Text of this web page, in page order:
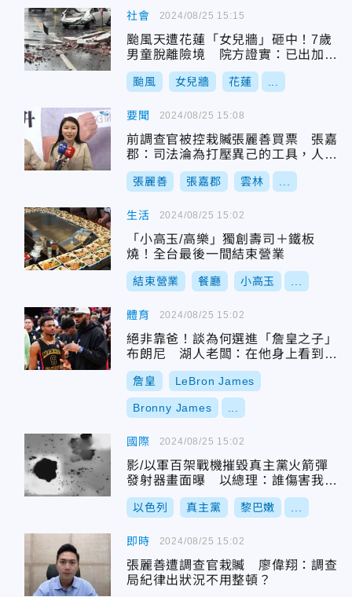
社會
颱風天遭花蓮「女兒牆」砸中！7歲
男童脫離險境 院方證實：已出加護
病房
颱風 女兒牆 花蓮
2024/08/25 15:15
要聞
前調查官被控栽贓張麗善買票 張嘉
郡：司法淪為打壓異己的工具，人民
如何自保
張麗善 張嘉郡 雲林
2024/08/25 15:08
生活
「小高玉/高樂」獨創壽司＋鐵板
燒！全台最後一間結束營業
結束營業 餐廳 小高玉
2024/08/25 15:02
體育
絕非靠爸！談為何選進「詹皇之子」
布朗尼 湖人老闆：在他身上看到一
些東西
詹皇 LeBron James
Bronny James
2024/08/25 15:02
國際
影/以軍百架戰機摧毀真主黨火箭彈
發射器畫面曝 以總理：誰傷害我們
必反擊
以色列 真主黨 黎巴嫩
2024/08/25 15:02
即時
張麗善遭調查官栽贓 廖偉翔：調查
局紀律出狀況不用整頓？
2024/08/25 15:02